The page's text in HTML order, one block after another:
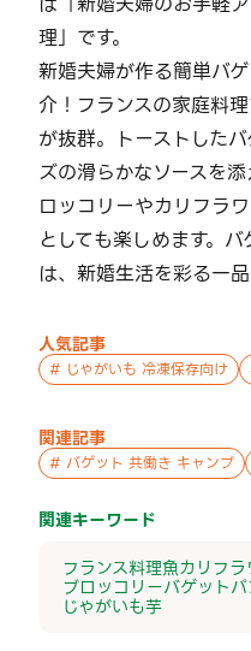
理」です。
新婚夫婦が作る簡単バ
介！フランスの家庭料
が抜群。トーストした
ズの滑らかなソースを
ロッコリーやカリフラ
としても楽しめます。
は、新婚生活を彩る一品
人気記事
# じゃがいも 冷凍保存向け
関連記事
# バゲット 共働き キャンプ
関連キーワード
フランス料理魚カリフラ
ブロッコリーバゲット
じゃがいも芋